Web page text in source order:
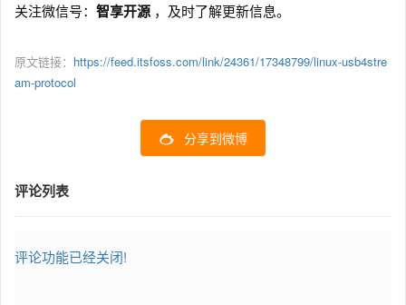
关注微信号： 智享开源 ，及时了解更新信息。
原文链接： https://feed.itsfoss.com/link/24361/17348799/linux-usb4stre
am-protocol
分享到微博
评论列表
评论功能已经关闭!